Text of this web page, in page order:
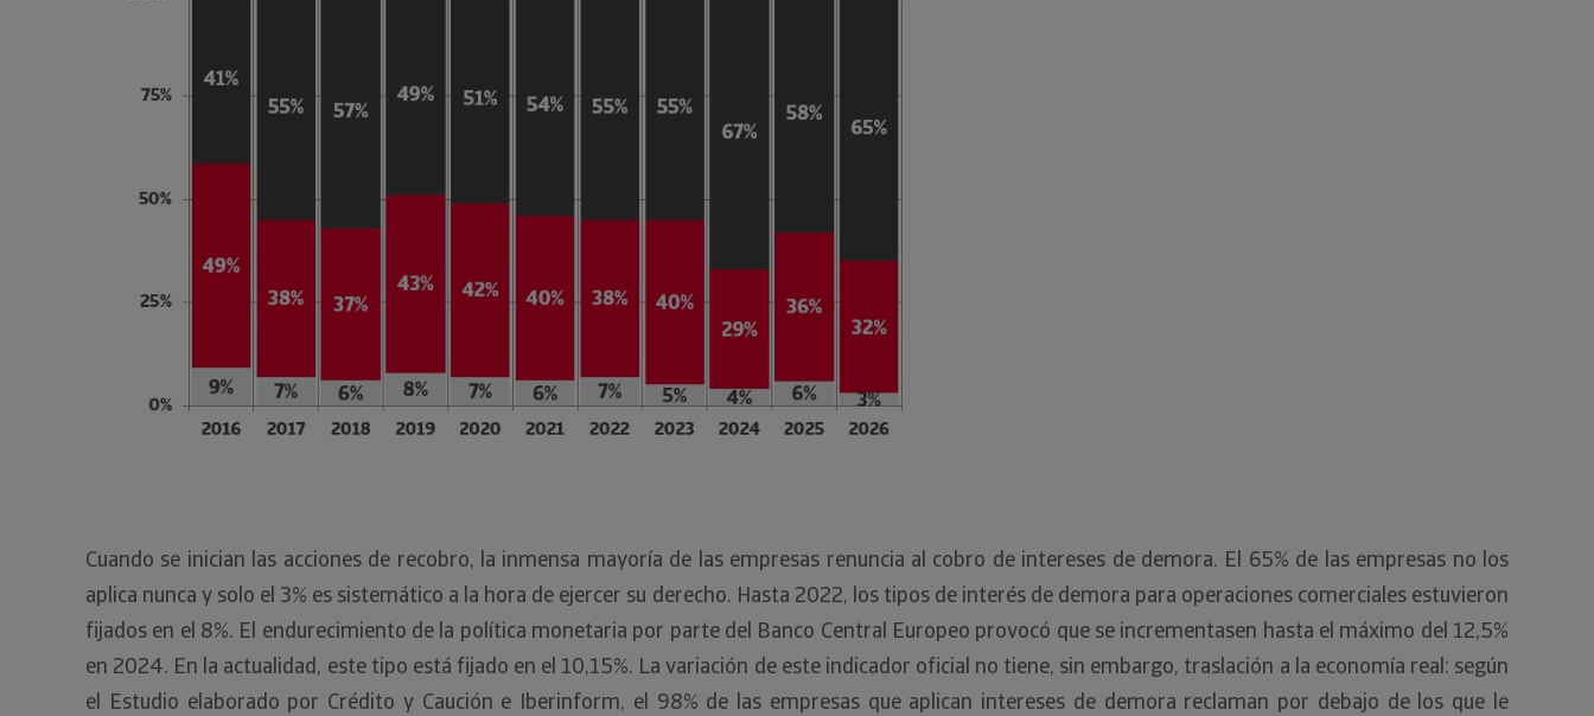
Cuando se inician las acciones de recobro, la inmensa mayoría de las empresas renuncia al cobro de intereses de demora. El 65% de las empresas no los
aplica nunca y solo el 3% es sistemático a la hora de ejercer su derecho. Hasta 2022, los tipos de interés de demora para operaciones comerciales estuvieron
fijados en el 8%. El endurecimiento de la política monetaria por parte del Banco Central Europeo provocó que se incrementasen hasta el máximo del 12,5%
en 2024. En la actualidad, este tipo está fijado en el 10,15%. La variación de este indicador oficial no tiene, sin embargo, traslación a la economía real: según
el Estudio elaborado por Crédito y Caución e Iberinform, el 98% de las empresas que aplican intereses de demora reclaman por debajo de los que le